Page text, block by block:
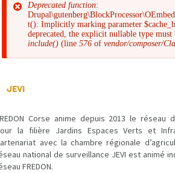
Message
d'erreur
Deprecated function:
t(): Implicitly marking parameter
deprecated, the explicit nullable type must
include() (line576 ofvendor/composer/
JEVI
Corse anime depuis 2013 le réseau
la filière Jardins Espaces Verts et
avec la chambre régionale
national de surveillance JEVI est animé
FREDON.